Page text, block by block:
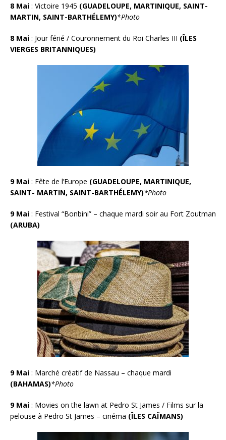
8 Mai : Victoire 1945 (GUADELOUPE, MARTINIQUE, SAINT-
MARTIN, SAINT-BARTHÉLEMY)*Photo
8 Mai : Jour férié / Couronnement du Roi Charles III (ÎLES
VIERGES BRITANNIQUES)
9 Mai : Fête de l’Europe (GUADELOUPE, MARTINIQUE,
SAINT- MARTIN, SAINT-BARTHÉLEMY)*Photo
9 Mai : Festival “Bonbini” – chaque mardi soir au Fort Zoutman
(ARUBA)
9 Mai : Marché créatif de Nassau – chaque mardi
(BAHAMAS)*Photo
9 Mai : Movies on the lawn at Pedro St James / Films sur la
pelouse à Pedro St James – cinéma (ÎLES CAÏMANS)